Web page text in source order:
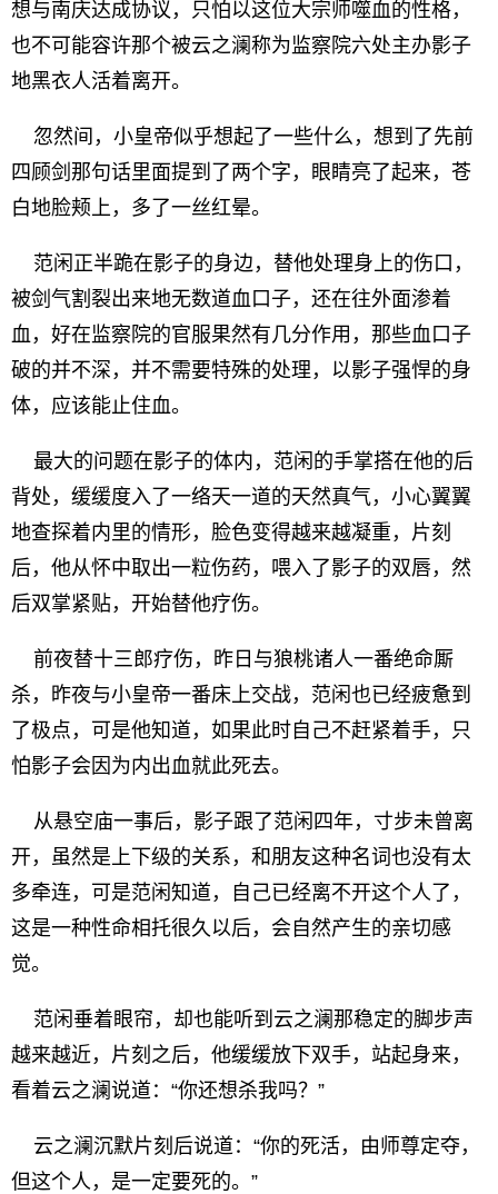
想与南庆达成协议，只怕以这位大宗师噬血的性格，
也不可能容许那个被云之澜称为监察院六处主办影子
地黑衣人活着离开。
忽然间，小皇帝似乎想起了一些什么，想到了先前
四顾剑那句话里面提到了两个字，眼睛亮了起来，苍
白地脸颊上，多了一丝红晕。
范闲正半跪在影子的身边，替他处理身上的伤口，
被剑气割裂出来地无数道血口子，还在往外面渗着
血，好在监察院的官服果然有几分作用，那些血口子
破的并不深，并不需要特殊的处理，以影子强悍的身
体，应该能止住血。
最大的问题在影子的体内，范闲的手掌搭在他的后
背处，缓缓度入了一络天一道的天然真气，小心翼翼
地查探着内里的情形，脸色变得越来越凝重，片刻
后，他从怀中取出一粒伤药，喂入了影子的双唇，然
后双掌紧贴，开始替他疗伤。
前夜替十三郎疗伤，昨日与狼桃诸人一番绝命厮
杀，昨夜与小皇帝一番床上交战，范闲也已经疲惫到
了极点，可是他知道，如果此时自己不赶紧着手，只
怕影子会因为内出血就此死去。
从悬空庙一事后，影子跟了范闲四年，寸步未曾离
开，虽然是上下级的关系，和朋友这种名词也没有太
多牵连，可是范闲知道，自己已经离不开这个人了，
这是一种性命相托很久以后，会自然产生的亲切感
觉。
范闲垂着眼帘，却也能听到云之澜那稳定的脚步声
越来越近，片刻之后，他缓缓放下双手，站起身来，
看着云之澜说道：“你还想杀我吗？”
云之澜沉默片刻后说道：“你的死活，由师尊定夺，
但这个人，是一定要死的。”